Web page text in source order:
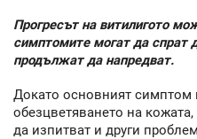
Прогресът на витилигото
симптомите могат да спрат
продължат да напредват.
Докато основният симптом
обезцветяването на
да изпитват и други